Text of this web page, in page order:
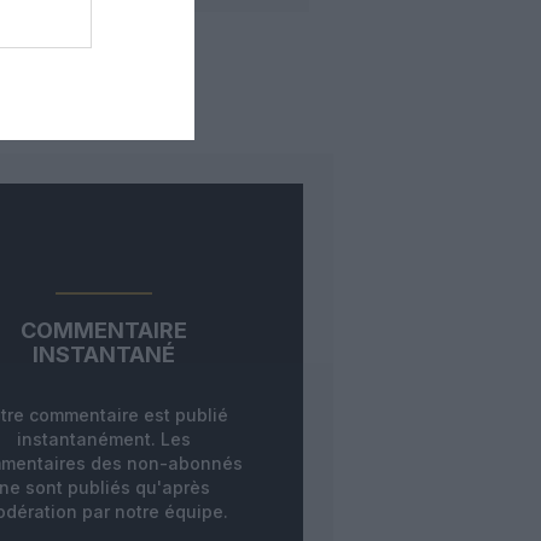
COMMENTAIRE
INSTANTANÉ
commentaire est publié
instantanément. Les
des non-abonnés
ne sont publiés qu'après
par notre équipe.